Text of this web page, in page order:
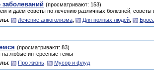
заболеваний (просматривают: 153)
и даём советы по лечению различных болезней, советы
: Лечение алкоголизма Для полных людей
(просматривают: 83)
на любые интересные темы
: Про жизнь Мусор и флуд